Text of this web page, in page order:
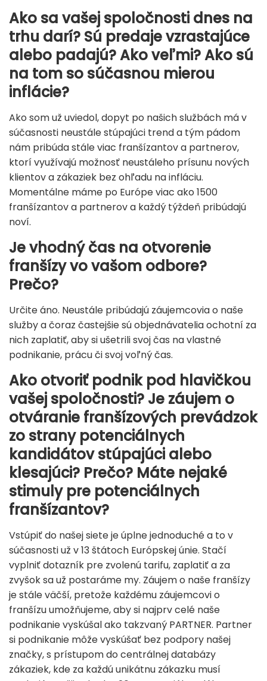
Ako sa vašej spoločnosti dnes na
trhu darí? Sú predaje vzrastajúce
alebo padajú? Ako veľmi? Ako sú
na tom so súčasnou mierou
inflácie?
Ako som už uviedol, dopyt po našich službách má v
súčasnosti neustále stúpajúci trend a tým pádom
nám pribúda stále viac franšízantov a partnerov,
ktorí využívajú možnosť neustáleho prísunu nových
klientov a zákaziek bez ohľadu na infláciu.
Momentálne máme po Európe viac ako 1500
franšízantov a partnerov a každý týždeň pribúdajú
noví.
Je vhodný čas na otvorenie
franšízy vo vašom odbore?
Prečo?
Určite áno. Neustále pribúdajú záujemcovia o naše
služby a čoraz častejšie sú objednávatelia ochotní za
nich zaplatiť, aby si ušetrili svoj čas na vlastné
podnikanie, prácu či svoj voľný čas.
Ako otvoriť podnik pod hlavičkou
vašej spoločnosti? Je záujem o
otváranie franšízových prevádzok
zo strany potenciálnych
kandidátov stúpajúci alebo
klesajúci? Prečo? Máte nejaké
stimuly pre potenciálnych
franšízantov?
Vstúpiť do našej siete je úplne jednoduché a to v
súčasnosti už v 13 štátoch Európskej únie. Stačí
vyplniť dotazník pre zvolenú tarifu, zaplatiť a za
zvyšok sa už postaráme my. Záujem o naše franšízy
je stále väčší, pretože každému záujemcovi o
franšízu umožňujeme, aby si najprv celé naše
podnikanie vyskúšal ako takzvaný PARTNER. Partner
si podnikanie môže vyskúšať bez podpory našej
značky, s prístupom do centrálnej databázy
zákaziek, kde za každú unikátnu zákazku musí